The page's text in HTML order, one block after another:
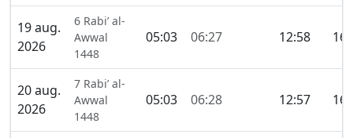
19 aug.
2026
6 Rabi’ al-
Awwal
1448
05:03 06:27 12:58
20 aug.
2026
7 Rabi’ al-
Awwal
1448
05:03 06:28 12:57